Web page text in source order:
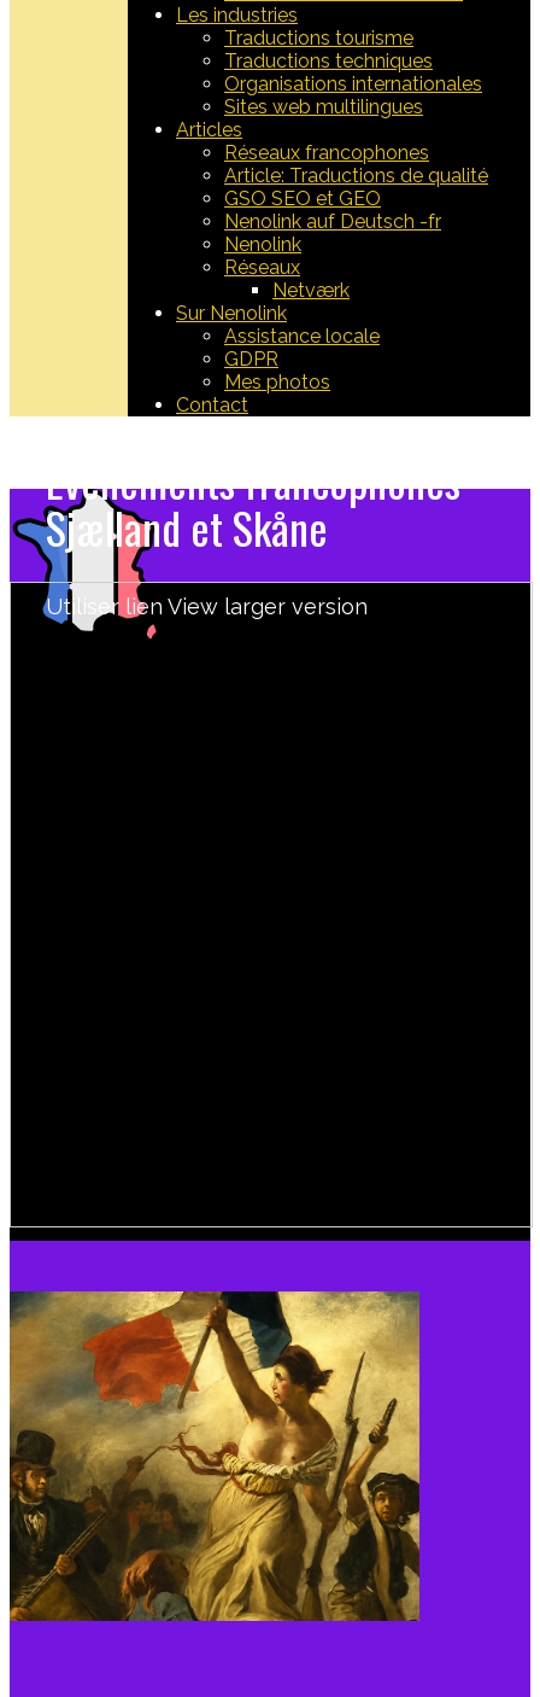
Les industries
Traductions tourisme
Traductions techniques
Organisations internationales
Sites web multilingues
Articles
Réseaux francophones
Article: Traductions de qualité
GSO SEO et GEO
Nenolink auf Deutsch -fr
Nenolink
Réseaux
Netværk
Sur Nenolink
Assistance locale
GDPR
Mes photos
Contact
Evènements francophones
Sjælland et Skåne
Utiliser lien Vie​w larger version